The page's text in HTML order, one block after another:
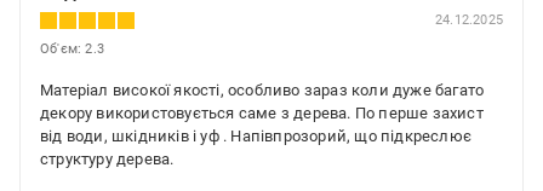
24.12.2025
Об'єм: 2.3
Матеріал високої якості, особливо зараз коли дуже багато
декору використовується саме з дерева. По перше захист
від води, шкідників і уф . Напівпрозорий, що підкреслює
структуру дерева.